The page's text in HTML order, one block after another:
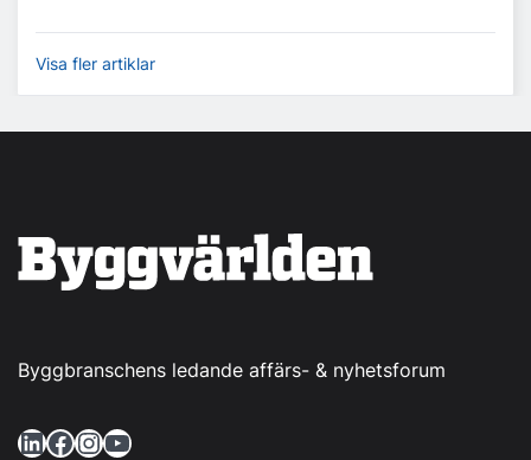
Visa fler artiklar
Byggbranschens ledande affärs- & nyhetsforum
LinkedIn Facebook InstagramYouTube